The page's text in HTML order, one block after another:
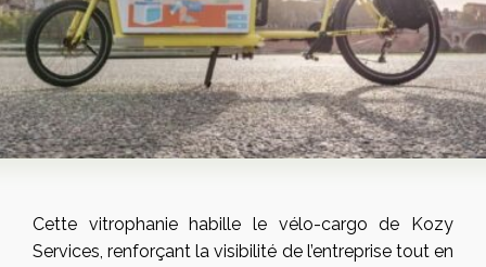
Cette vitrophanie habille le vélo-cargo de Kozy
Services, renforçant la visibilité de l’entreprise tout en